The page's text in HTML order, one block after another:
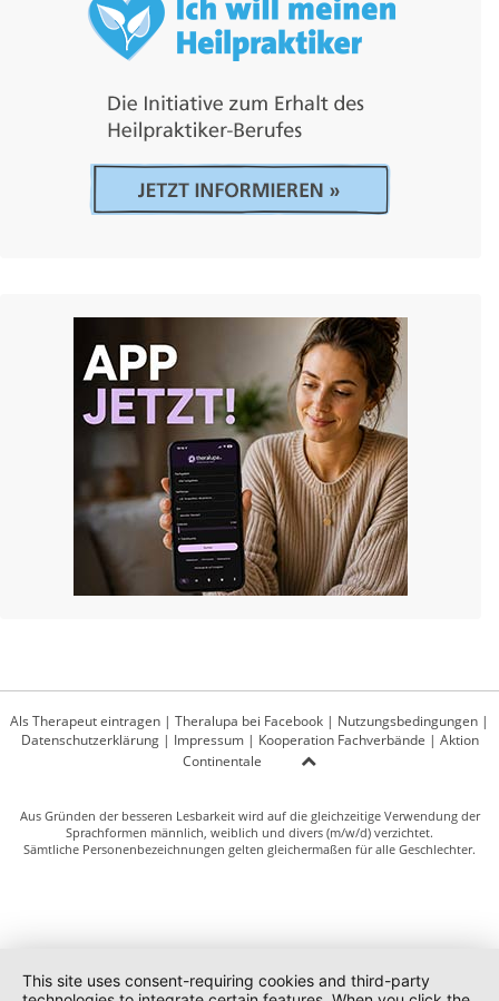
Als Therapeut eintragen | Theralupa bei Facebook | Nutzungsbedingungen |
Datenschutzerklärung| Impressum| Kooperation Fachverbände | Aktion
Continentale
Aus Gründen der besseren Lesbarkeit wird auf die gleichzeitige Verwendung der
Sprachformen männlich, weiblich und divers (m/w/d) verzichtet.
Sämtliche Personenbezeichnungen gelten gleichermaßen für alle Geschlechter.
This site uses consent-requiring cookies and third-party